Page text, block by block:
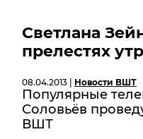
Светлана
прелестях
08.04.2013 | Новости ВШТ
Популярные
Соловьёв
ВШТ